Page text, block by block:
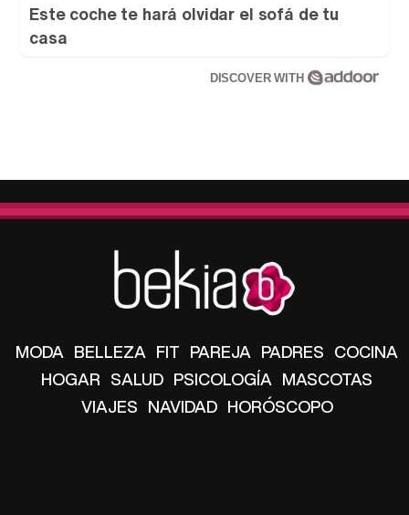
Este coche te hará olvidar el sofá de tu
casa
DISCOVER WITH
MODA BELLEZA FIT PAREJA PADRES COCINA
HOGAR SALUD PSICOLOGÍA MASCOTAS
VIAJES NAVIDAD HORÓSCOPO